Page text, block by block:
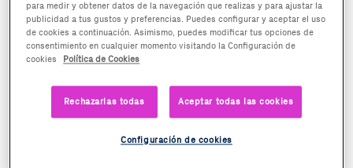
para medir y obtener datos de la navegación que realizas y para ajustar la
publicidad a tus gustos y preferencias. Puedes configurar y aceptar el uso
de cookies a continuación. Asimismo, puedes modificar tus opciones de
consentimiento en cualquier momento visitando la Configuración de
cookies
Política de Cookies
Rechazarlas todas Aceptar todas las cookies
Configuración de cookies